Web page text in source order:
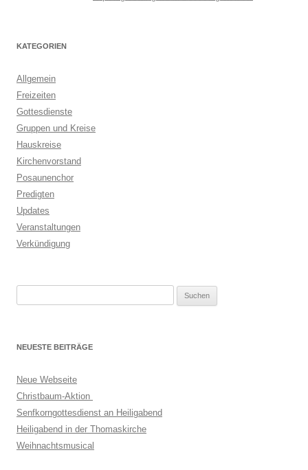
KATEGORIEN
Allgemein
Freizeiten
Gottesdienste
Gruppen und Kreise
Hauskreise
Kirchenvorstand
Posaunenchor
Predigten
Updates
Veranstaltungen
Verkündigung
NEUESTE BEITRÄGE
Neue Webseite
Christbaum-Aktion
Senfkorngottesdienst an Heiligabend
Heiligabend in der Thomaskirche
Weihnachtsmusical